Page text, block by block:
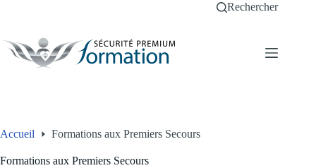
Rechercher
Accueil Formations aux Premiers Secours
Formations aux Premiers Secours